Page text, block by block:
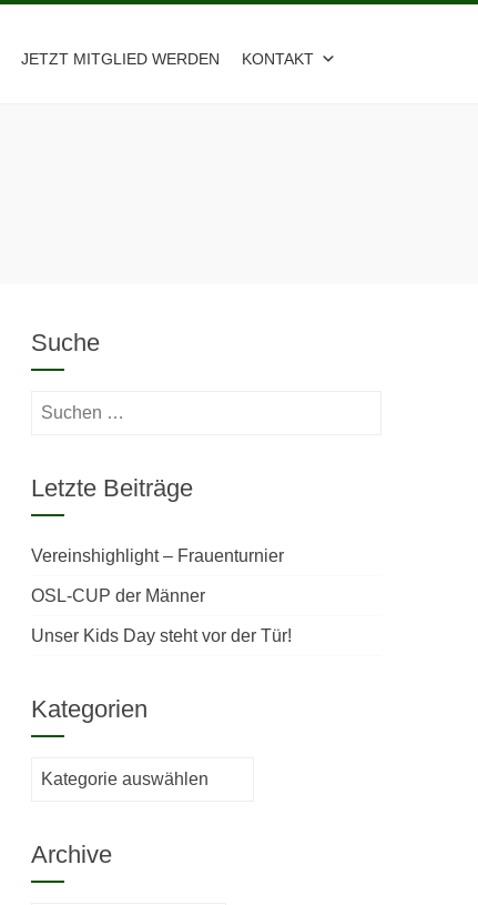
JETZT MITGLIED WERDEN KONTAKT
Suche
Suchen
Letzte Beiträge
Vereinshighlight – Frauenturnier
OSL-CUP der Männer
Unser Kids Day steht vor der Tür!
Kategorien
Kategorien
Archive